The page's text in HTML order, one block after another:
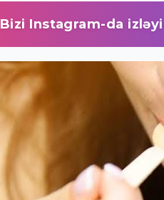
Bizi Instagram-da